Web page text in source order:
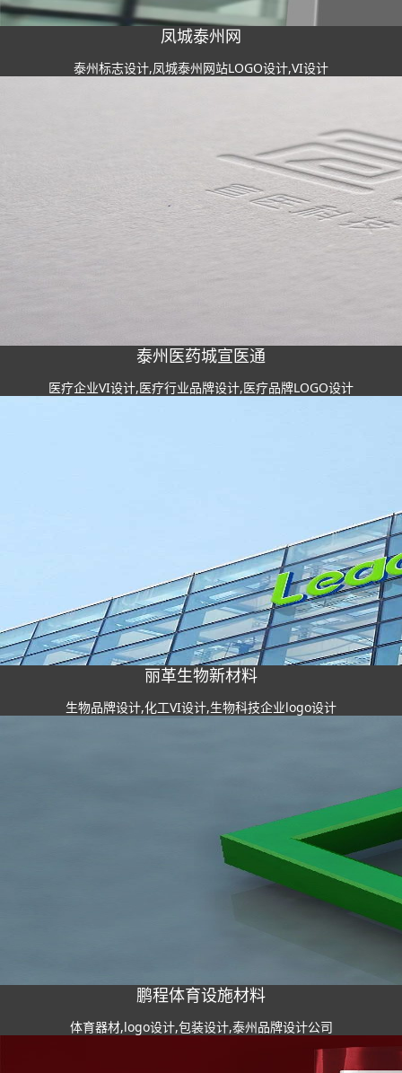
凤城泰州网
泰州标志设计,凤城泰州网站LOGO设计,VI设计
泰州医药城宣医通
医疗企业VI设计,医疗行业品牌设计,医疗品牌LOGO设计
丽革生物新材料
生物品牌设计,化工VI设计,生物科技企业logo设计
鹏程体育设施材料
体育器材,logo设计,包装设计,泰州品牌设计公司